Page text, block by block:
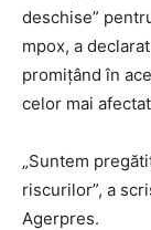
deschise”
mpox, a
promiţând în
celor mai
„Suntem
riscurilor”, a
Agerpres.